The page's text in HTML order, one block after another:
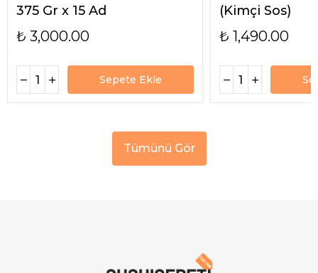
375 Gr x 15 Ad
₺ 3,000.00
Sepete Ekle
(Kimçi Sos)
₺ 1,490.00
Tümünü Gör